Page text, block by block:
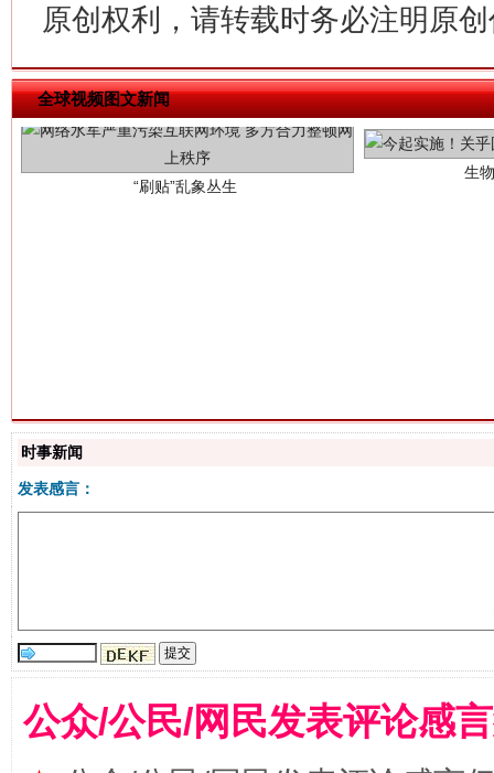
原创权利，请转载时务必注明原
全球视频图文新闻
“刷贴”乱象丛生
生
时事新闻
发表感言：
公众/公民/网民发表评论感